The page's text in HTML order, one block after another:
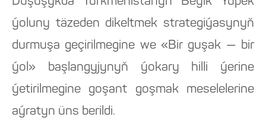
ýoluny täzeden dikeltmek strategiýasynyň
durmuşa geçirilmegine we «Bir guşak — bir
ýol» başlangyjynyň ýokary hilli ýerine
ýetirilmegine goşant goşmak meselelerine
aýratyn üns berildi.